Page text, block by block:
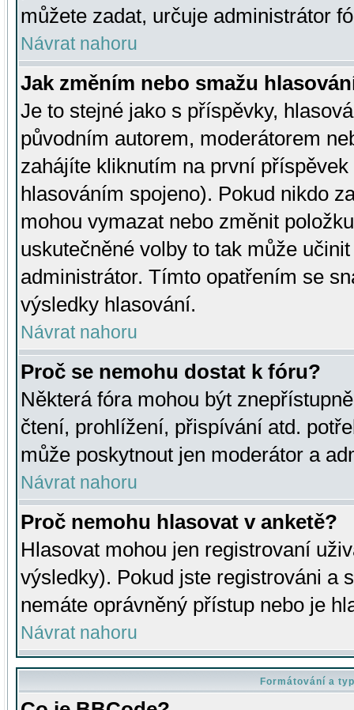
můžete zadat, určuje administrátor
Návrat nahoru
Jak změním nebo smažu
Je to stejné jako s příspěvky,
původním autorem, moderátorem
zahájíte kliknutím na první
hlasováním spojeno). Pokud nikdo
mohou vymazat nebo změnit
uskutečněné volby to tak může
administrátor. Tímto opatřením se
výsledky hlasování.
Návrat nahoru
Proč se nemohu dostat k fóru?
Některá fóra mohou být
čtení, prohlížení, přispívání atd.
může poskytnout jen moderátor a
Návrat nahoru
Proč nemohu hlasovat v anketě?
Hlasovat mohou jen registrovaní
výsledky). Pokud jste registrováni a
nemáte oprávněný přístup nebo je
Návrat nahoru
Formátování a